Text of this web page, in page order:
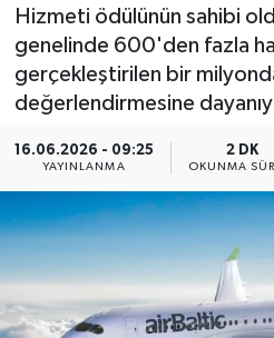
Hizmeti ödülünün sahibi
genelinde 600'den fazla
gerçekleştirilen bir
değerlendirmesine
16.06.2026 - 09:25
YAYINLANMA
2 DK
OKUNMA